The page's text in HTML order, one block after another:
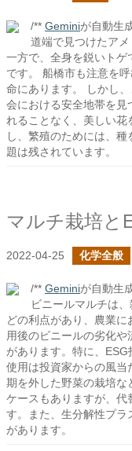
/** Geminiが自動生
道端で見つけたア
一方で、全身を鋭いト
です。 船橋市も注意を
命にあります。 しかし
会における安全地帯を見
れることなく、美しい
し、繁殖のためには、
題は残されています。
マルチ栽培と
2022-04-25 化学全般
/** Geminiが自動生
ビニールマルチは
どの利点があり、農業
用後のビニールの劣化
があります。特に、
使用は投資家からの風
期を外した野菜の栽培な
ケースもありますが、
す。また、生分解性プ
があります。